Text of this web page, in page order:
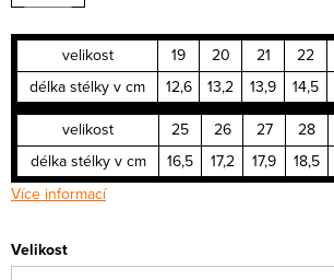
velikost 19 20 21 22
délka stélky v cm
12,6 13,2 13,9 14,5
velikost
25 26 27 28
délka stélky v cm
16,5 17,2 17,9 18,5
Více informací
Velikost